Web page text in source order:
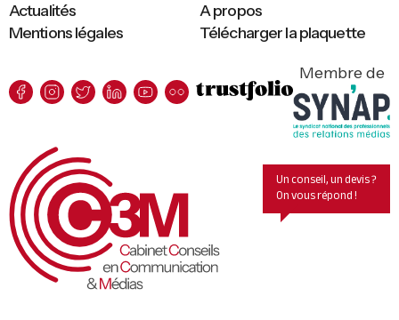
Mentions légales Télécharger la plaquette
Actualités
A propos
Membre de
Un conseil, un devis ?
On vous répond !